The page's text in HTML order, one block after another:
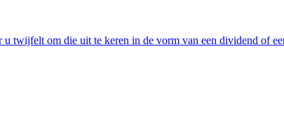
twijfelt om die uit te keren in de vorm van een dividend of